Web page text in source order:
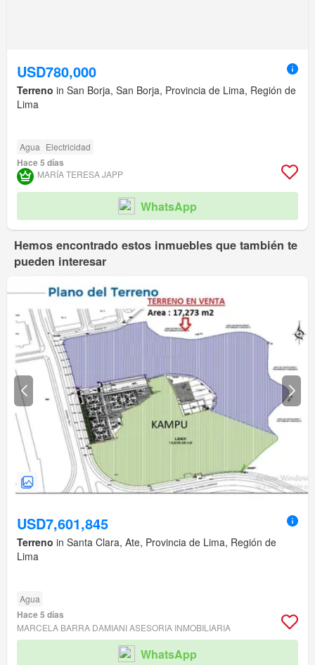
USD780,000
Terreno in San Borja, San Borja, Provincia de Lima, Región de
Lima
Agua Electricidad
Hace 5 días
MARÍA TERESA JAPP
WhatsApp
Hemos encontrado estos inmuebles que también te
pueden interesar
USD7,601,845
Terreno in Santa Clara, Ate, Provincia de Lima, Región de
Lima
Agua
Hace 5 días
MARCELA BARRA DAMIANI ASESORIA INMOBILIARIA
WhatsApp